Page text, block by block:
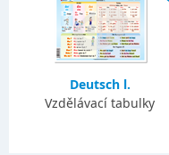
Deutsch l.
Vzdělávací tabulky